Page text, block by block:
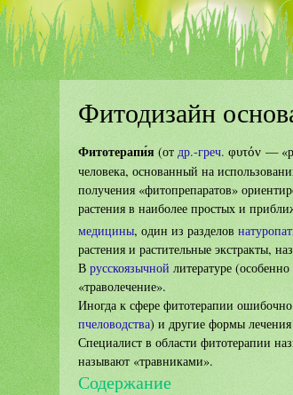
Фитодизайн
Фитотерапи́я (от др.-греч. φυτόν —
человека, основанный на
получения «фитопрепаратов»
растения в наиболее простых и
медицины, один из разделов
растения и растительные экстракты,
В русскоязычной литературе (особенно
«траволечение».
Иногда к сфере фитотерапии
пчеловодства) и другие формы
Специалист в области фитотерапии
называют «травниками».
Содержание